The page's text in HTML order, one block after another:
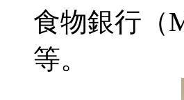
食物銀行（
等。